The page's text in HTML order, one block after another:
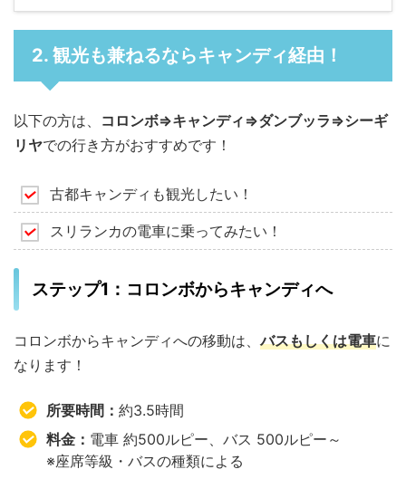
2. 観光も兼ねるならキャンディ経由！
以下の方は、 コロンボ⇒キャンディ⇒ダンブッラ⇒シーギ
リヤでの行き方がおすすめです！
古都キャンディも観光したい！
スリランカの電車に乗ってみたい！
ステップ1：コロンボからキャンディへ
コロンボからキャンディへの移動は、バスもしくは電車に
なります！
所要時間： 約3.5時間
料金： 電車 約500ルピー、バス 500ルピー～
※座席等級・バスの種類による